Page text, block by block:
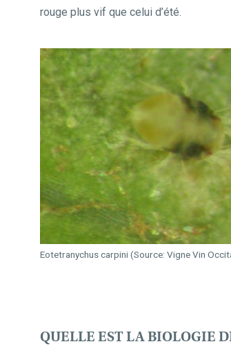
rouge plus vif que celui d’été.
Eotetranychus carpini (Source: Vigne Vin
QUELLE EST LA BIOLOGIE